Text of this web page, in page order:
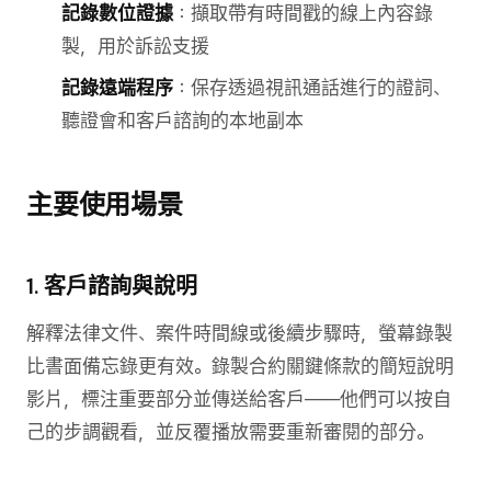
記錄數位證據 ：擷取帶有時間戳的線上內容錄
製，用於訴訟支援
記錄遠端程序 ：保存透過視訊通話進行的證詞、
聽證會和客戶諮詢的本地副本
主要使用場景
1. 客戶諮詢與說明
解釋法律文件、案件時間線或後續步驟時，螢幕錄製
比書面備忘錄更有效。錄製合約關鍵條款的簡短說明
影片，標注重要部分並傳送給客戶——他們可以按自
己的步調觀看，並反覆播放需要重新審閱的部分。